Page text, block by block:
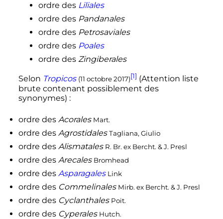
ordre des Liliales
ordre des Pandanales
ordre des Petrosaviales
ordre des Poales
ordre des Zingiberales
Selon Tropicos (11 octobre 2017)[1] (Attention liste
brute contenant possiblement des
synonymes) :
ordre des Acorales Mart.
ordre des Agrostidales Tagliana, Giulio
ordre des Alismatales R. Br. ex Bercht. & J. Presl
ordre des Arecales Bromhead
ordre des Asparagales Link
ordre des Commelinales Mirb. ex Bercht. & J. Presl
ordre des Cyclanthales Poit.
ordre des Cyperales Hutch.